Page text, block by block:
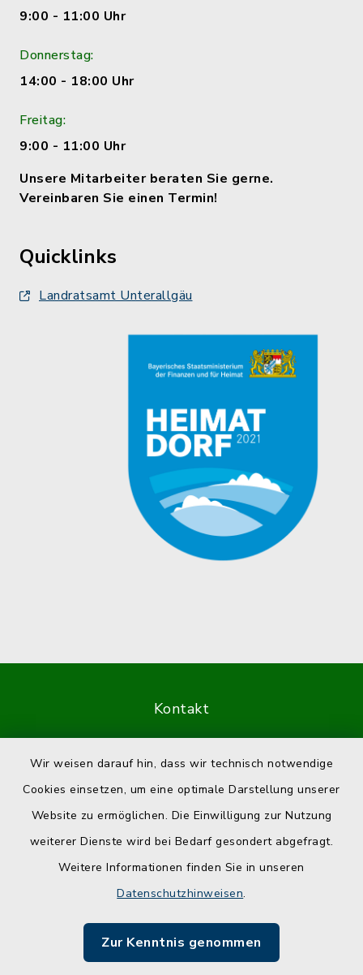
Wir weisen darauf hin, dass wir technisch notwendige
Cookies einsetzen, um eine optimale Darstellung unserer
Website zu ermöglichen. Die Einwilligung zur Nutzung
weiterer Dienste wird bei Bedarf gesondert abgefragt.
Weitere Informationen finden Sie in unseren
Datenschutzhinweisen.
Zur Kenntnis genommen
9:00 - 11:00 Uhr
Donnerstag:
14:00 - 18:00 Uhr
Freitag:
9:00 - 11:00 Uhr
Unsere Mitarbeiter beraten Sie gerne.
Vereinbaren Sie einen Termin!
Quicklinks
Landratsamt Unterallgäu
Kontakt
Datenschutz
Impressum
Sitemap
Cookie-Einstellungen